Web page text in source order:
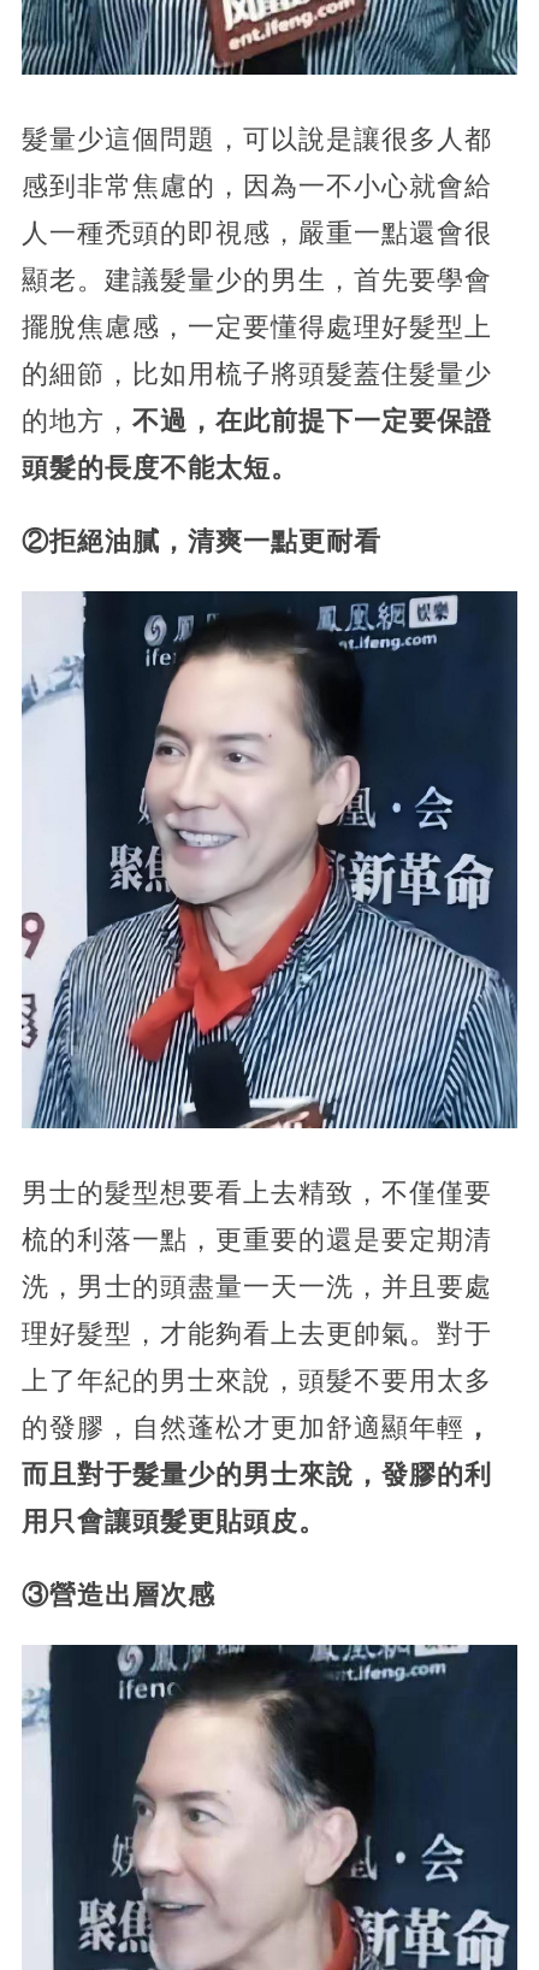
髮量少這個問題，可以說是讓很多人都
感到非常焦慮的，因為一不小心就會給
人一種禿頭的即視感，嚴重一點還會很
顯老。建議髮量少的男生，首先要學會
擺脫焦慮感，一定要懂得處理好髮型上
的細節，比如用梳子將頭髮蓋住髮量少
的地方， 不過，在此前提下一定要保證
頭髮的長度不能太短。
②拒絕油膩，清爽一點更耐看
男士的髮型想要看上去精致，不僅僅要
梳的利落一點，更重要的還是要定期清
洗，男士的頭盡量一天一洗，并且要處
理好髮型，才能夠看上去更帥氣。對于
上了年紀的男士來說，頭髮不要用太多
的發膠，自然蓬松才更加舒適顯年輕 ，
而且對于髮量少的男士來說，發膠的利
用只會讓頭髮更貼頭皮。
③營造出層次感